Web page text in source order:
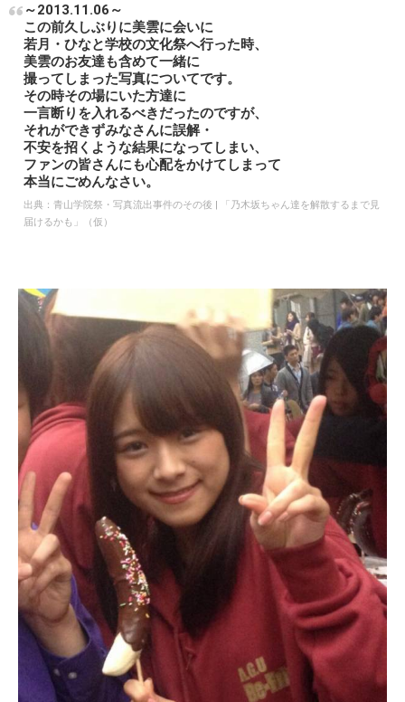
～2013.11.06～
この前久しぶりに美雲に会いに
若月・ひなと学校の文化祭へ行った時、
美雲のお友達も含めて一緒に
撮ってしまった写真についてです。
その時その場にいた方達に
一言断りを入れるべきだったのですが、
それができずみなさんに誤解・
不安を招くような結果になってしまい、
ファンの皆さんにも心配をかけてしまって
本当にごめんなさい。
出典： 青山学院祭・写真流出事件のその後 | 「乃木坂ちゃん達を解散するまで見
届けるかも」（仮）